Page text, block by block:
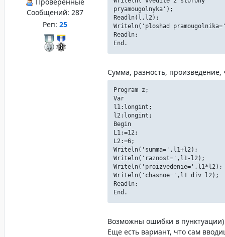
Сообщений: 287
Реп: 25
pryamougolnyka');
Readln(l,l2);
Writeln('ploshad
Readln;
End.
Сумма, разность, произведение,
Program z;
Var
l1:longint;
l2:longint;
Begin
L1:=12;
L2:=6;
Writeln('summa=',l1+l2);
Writeln('raznost=',l1-l2);
Writeln('proizvedenie=',l1*l2);
Writeln('chasnoe=',l1 div l2);
Readln;
End.
Возможны ошибки в пунктуации)
Еще есть вариант, что сам